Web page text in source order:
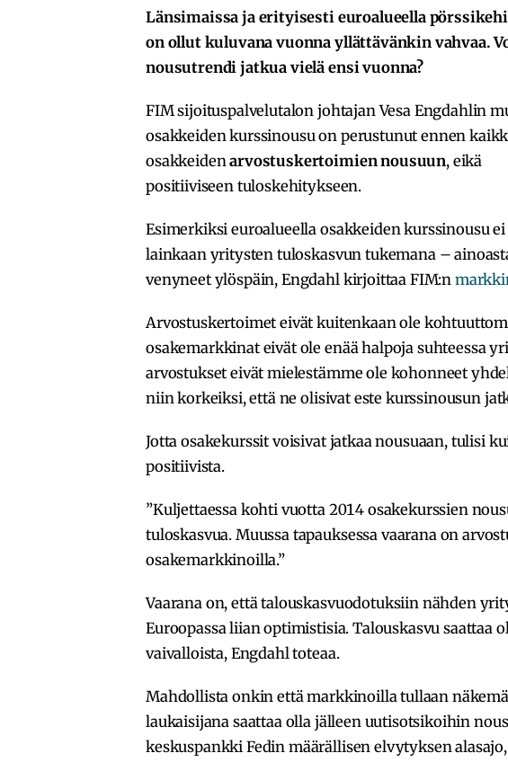
Länsimaissa ja erityisesti euroalueella
on ollut kuluvana vuonna yllättävänkin vahvaa.
nousutrendi jatkua vielä ensi vuonna?
FIM sijoituspalvelutalon johtajan Vesa Engdahlin
osakkeiden kurssinousu on perustunut ennen
osakkeidenarvostuskertoimien nousuun, eikä
positiiviseen tuloskehitykseen.
Esimerkiksi euroalueella osakkeiden kurssinousu
lainkaan yritysten tuloskasvun tukemana –
venyneet ylöspäin, Engdahl kirjoittaa FIM:n
Arvostuskertoimet eivät kuitenkaan ole
osakemarkkinat eivät ole enää halpoja suhteessa
arvostukset eivät mielestämme ole kohonneet
niin korkeiksi, että ne olisivat este kurssinousun
Jotta osakekurssit voisivat jatkaa nousuaan, tulisi
positiivista.
”Kuljettaessa kohti vuotta 2014 osakekurssien
tuloskasvua. Muussa tapauksessa vaarana on
osakemarkkinoilla.”
Vaarana on, että talouskasvuodotuksiin nähden
Euroopassa liian optimistisia. Talouskasvu saattaa
vaivalloista, Engdahl toteaa.
Mahdollista onkin että markkinoilla tullaan
laukaisijana saattaa olla jälleen uutisotsikoihin
keskuspankki Fedin määrällisen elvytyksen